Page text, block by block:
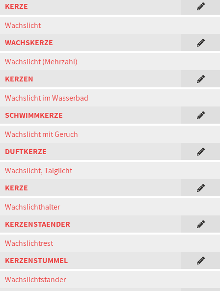
KERZE
Wachslicht
WACHSKERZE
Wachslicht (Mehrzahl)
KERZEN
Wachslicht im Wasserbad
SCHWIMMKERZE
Wachslicht mit Geruch
DUFTKERZE
Wachslicht, Talglicht
KERZE
Wachslichthalter
KERZENSTAENDER
Wachslichtrest
KERZENSTUMMEL
Wachslichtständer